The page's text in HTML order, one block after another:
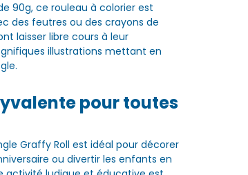
90g, ce rouleau à colorier est
des feutres ou des crayons de
laisser libre cours à leur
illustrations mettant en
pour toutes
Graffy Roll est idéal pour décorer
ou divertir les enfants en